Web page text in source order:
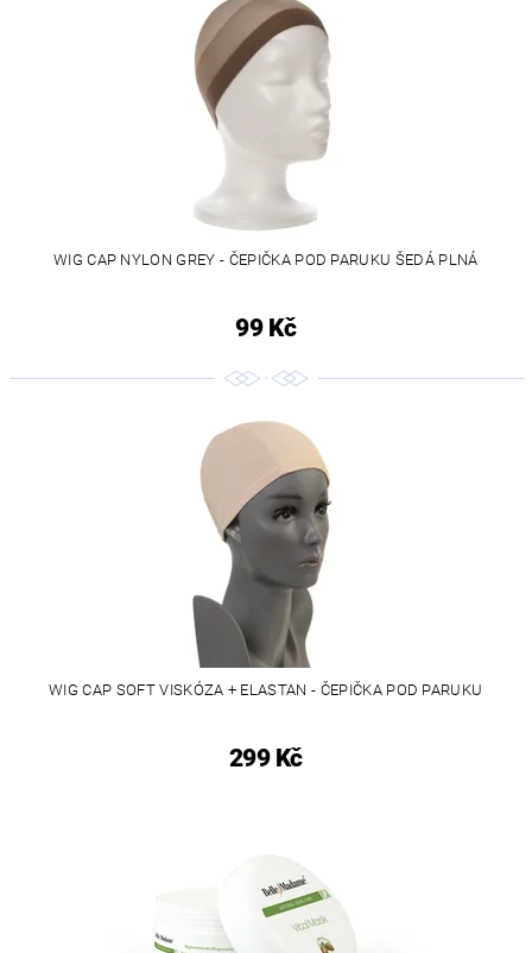
WIG CAP NYLON GREY - ČEPIČKA POD PARUKU ŠEDÁ PLNÁ
99 Kč
WIG CAP SOFT VISKÓZA + ELASTAN - ČEPIČKA POD PARUKU
299 Kč